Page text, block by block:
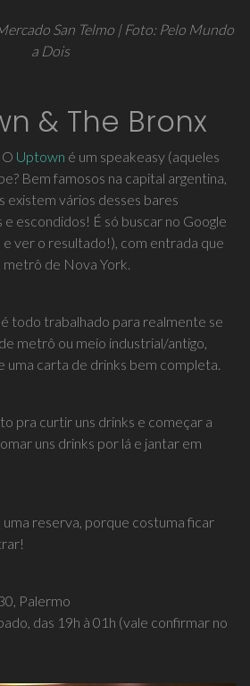
San Telmo | Foto: Pelo Mundo
a Dois
& The Bronx
Uptown é um speakeasy (aqueles
Bem famosos na capital argentina,
existem vários desses bares
escondidos! É só buscar no Google
e ver o resultado!), com entrada que
metrô de Nova York.
todo trabalhado para realmente se
metrô ou meio industrial/antigo,
uma carta de drinks bem completa.
pra curtir uns drinks e começar a
uns drinks por lá e jantar em
reserva, porque costuma ficar
Palermo
das 19h à 01h (vale confirmar no